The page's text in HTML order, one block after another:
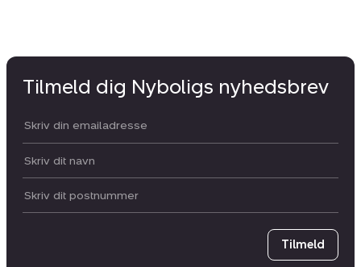
Tilmeld dig Nyboligs nyhedsbrev
Din email:
Dit navn:
Postnummer
Tilmeld